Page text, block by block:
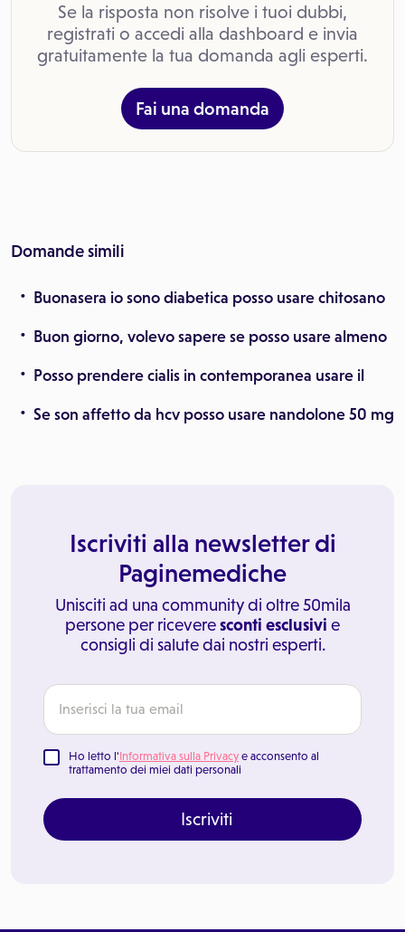
Se la risposta non risolve i tuoi dubbi,
registrati o accedi alla dashboard e invia
gratuitamente la tua domanda agli esperti.
Fai una domanda
Domande simili
Buonasera io sono diabetica posso usare chitosano
Buon giorno, volevo sapere se posso usare almeno
Posso prendere cialis in contemporanea usare il
Se son affetto da hcv posso usare nandolone 50 mg
Iscriviti alla newsletter di
Paginemediche
Unisciti ad una community di oltre 50mila
persone per riceveresconti esclusivi e
consigli di salute dai nostri esperti.
Ho letto l'Informativa sulla Privacy e acconsento al
trattamento dei miei dati personali
Iscriviti